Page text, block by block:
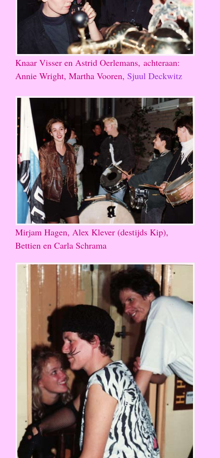
Knaar Visser en Astrid Oerlemans, achteraan:
Annie Wright, Martha Vooren, Sjuul Deckwitz
Mirjam Hagen, Alex Klever (destijds Kip),
Bettien en Carla Schrama